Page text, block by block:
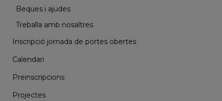
Beques i ajudes
Treballa amb nosaltres
Inscripció jornada de portes obertes
Calendari
Preinscripcions
Projectes